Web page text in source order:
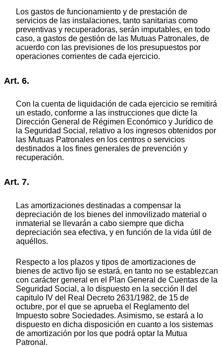
Los gastos de funcionamiento y de prestación de
servicios de las instalaciones, tanto sanitarias como
preventivas y recuperadoras, serán imputables, en todo
caso, a gastos de gestión de las Mutuas Patronales, de
acuerdo con las previsiones de los presupuestos por
operaciones corrientes de cada ejercicio.
Art. 6.
Con la cuenta de liquidación de cada ejercicio se remitirá
un estado, conforme a las instrucciones que dicte la
Dirección General de Régimen Económico y Jurídico de
la Seguridad Social, relativo a los ingresos obtenidos por
las Mutuas Patronales en los centros o servicios
destinados a los fines generales de prevención y
recuperación.
Art. 7.
Las amortizaciones destinadas a compensar la
depreciación de los bienes del inmovilizado material o
inmaterial se llevarán a cabo siempre que dicha
depreciación sea efectiva, y en función de la vida útil de
aquéllos.
Respecto a los plazos y tipos de amortizaciones de
bienes de activo fijo se estará, en tanto no se establezcan
con carácter general en el Plan General de Cuentas de la
Seguridad Social, a lo dispuesto en la sección II del
capitulo IV del Real Decreto 2631/1982, de 15 de
octubre, por el que se aprueba el Reglamento del
Impuesto sobre Sociedades. Asimismo, se estará a lo
dispuesto en dicha disposición en cuanto a los sistemas
de amortización por los que podrá optar la Mutua
Patronal.